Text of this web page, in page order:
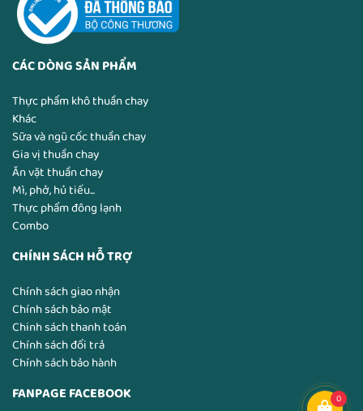
CÁC DÒNG SẢN PHẨM
Thực phẩm khô thuần chay
Khác
Sữa và ngũ cốc thuần chay
Gia vị thuần chay
Ăn vặt thuần chay
Mì, phở, hủ tiếu...
Thực phẩm đông lạnh
Combo
CHÍNH SÁCH HỖ TRỢ
Chính sách giao nhận
Chính sách bảo mật
Chinh sách thanh toán
Chính sách đổi trả
Chính sách bảo hành
FANPAGE FACEBOOK 0